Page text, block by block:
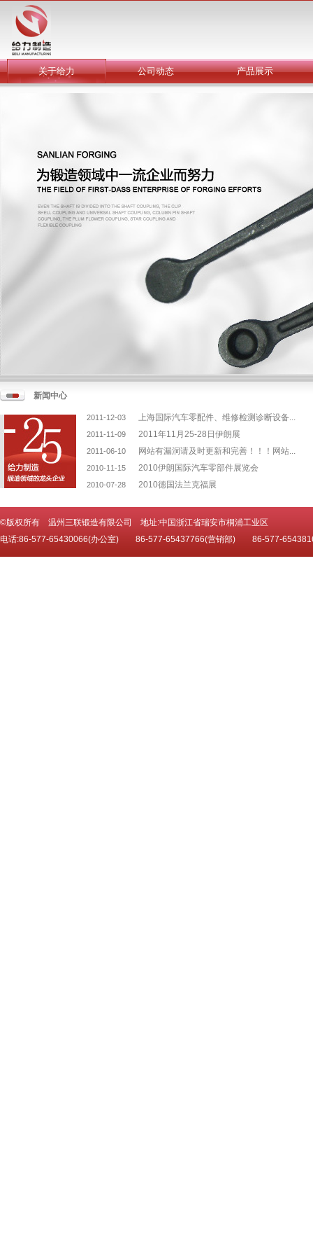
关于给力 公司动态 产品展示
新闻中心
2011-12-03 上海国际汽车零配件、维修检测诊断设备...
2011-11-09 2011年11月25-28日伊朗展
2011-06-10 网站有漏洞请及时更新和完善！！！网站...
2010-11-15 2010伊朗国际汽车零部件展览会
2010-07-28 2010德国法兰克福展
©版权所有 温州三联锻造有限公司 地址:中国浙江省瑞安市桐浦工业区
电话:86-577-65430066(办公室) 86-577-65437766(营销部) 86-577-